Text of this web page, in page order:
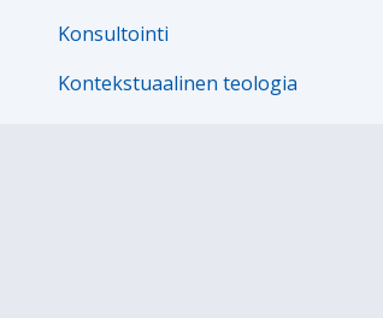
Konsultointi
Kontekstuaalinen teologia